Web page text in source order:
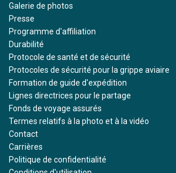
Galerie de photos
Presse
Programme d'affiliation
Durabilité
Protocole de santé et de sécurité
Protocoles de sécurité pour la grippe aviaire
Formation de guide d'expédition
Lignes directrices pour le partage
Fonds de voyage assurés
Termes relatifs à la photo et à la vidéo
Contact
Carrières
Politique de confidentialité